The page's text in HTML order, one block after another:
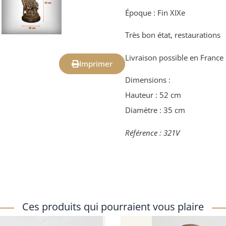
Imprimer
Époque : Fin XIXe
Très bon état, restaurations
Livraison possible en
Dimensions :
Hauteur : 52 cm
Diamètre : 35 cm
Référence : 321V
Ces produits qui pourraient vous plaire